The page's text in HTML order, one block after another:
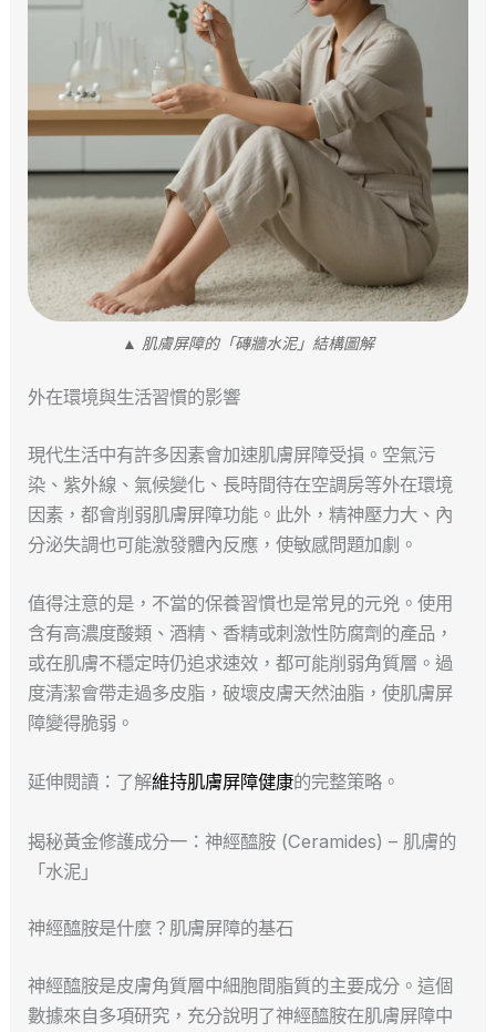
▲ 肌膚屏障的「磚牆水泥」結構圖解
外在環境與生活習慣的影響
現代生活中有許多因素會加速肌膚屏障受損。空氣污
染、紫外線、氣候變化、長時間待在空調房等外在環境
因素，都會削弱肌膚屏障功能。此外，精神壓力大、內
分泌失調也可能激發體內反應，使敏感問題加劇。
值得注意的是，不當的保養習慣也是常見的元兇。使用
含有高濃度酸類、酒精、香精或刺激性防腐劑的產品，
或在肌膚不穩定時仍追求速效，都可能削弱角質層。過
度清潔會帶走過多皮脂，破壞皮膚天然油脂，使肌膚屏
障變得脆弱。
延伸閱讀：了解維持肌膚屏障健康的完整策略。
揭秘黃金修護成分一：神經醯胺 (Ceramides) – 肌膚的
「水泥」
神經醯胺是什麼？肌膚屏障的基石
神經醯胺是皮膚角質層中細胞間脂質的主要成分。這個
數據來自多項研究，充分說明了神經醯胺在肌膚屏障中